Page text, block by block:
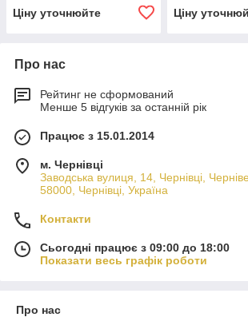
Ціну уточнюйте Ціну
Про нас
Рейтинг не сформований
Менше 5 відгуків за останній рік
Працює з 15.01.2014
м. Чернівці
Заводська вулиця, 14, Чернівці,
58000, Чернівці, Україна
Контакти
Сьогодні працює з 09:00 до 18:00
Показати весь графік роботи
Про нас